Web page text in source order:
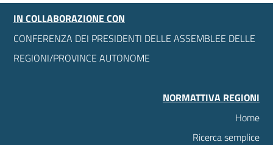
IN COLLABORAZIONE CON
CONFERENZA DEI PRESIDENTI DELLE ASSEMBLEE DELLE
REGIONI/PROVINCE AUTONOME
NORMATTIVA REGIONI
Home
Ricerca semplice